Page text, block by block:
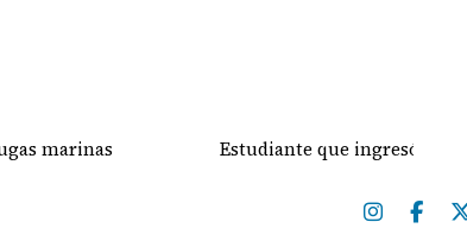
Estudiante que ingresó con un